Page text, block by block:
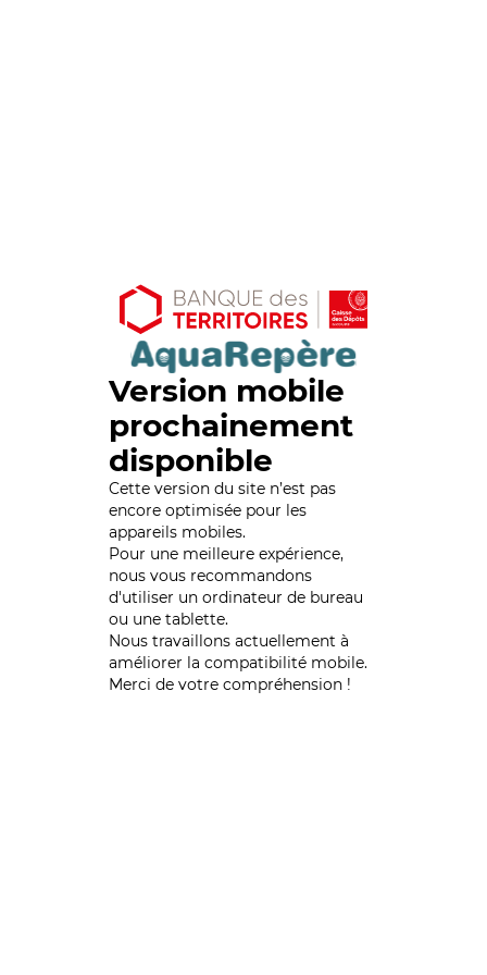
Version mobile
prochainement
disponible
Cette version du site n’est pas
encore optimisée pour les
appareils mobiles.
Pour une meilleure expérience,
nous vous recommandons
d'utiliser un ordinateur de bureau
ou une tablette.
Nous travaillons actuellement à
améliorer la compatibilité mobile.
Merci de votre compréhension !